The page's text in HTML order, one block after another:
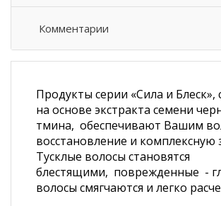
Комментарии
Продукты серии «Сила и Блеск»,
на основе экстракта семени
тмина, обеспечивают Вашим
восстановление и комплексную
Тусклые волосы становятся
блестящими, поврежденные -
волосы смягчаются и легко